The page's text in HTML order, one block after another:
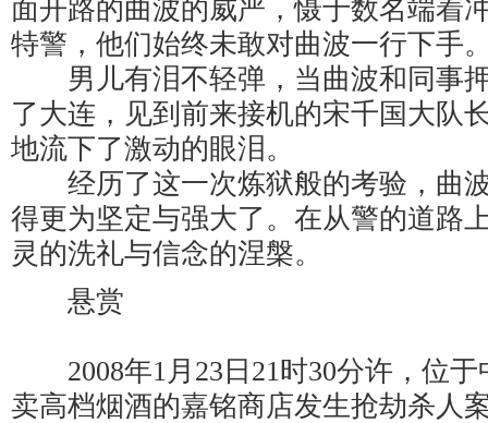
面开路的曲波的威严，慑于数名端着
特警，他们始终未敢对曲波一行下手
男儿有泪不轻弹，当曲波和同事
了大连，见到前来接机的宋千国大队
地流下了激动的眼泪。
经历了这一次炼狱般的考验，曲
得更为坚定与强大了。在从警的道路
灵的洗礼与信念的涅槃。
悬赏
2008年1月23日21时30分许，位于
卖高档烟酒的嘉铭商店发生抢劫杀人